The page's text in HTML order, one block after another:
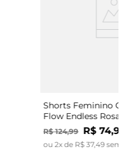
Shorts Feminino
Flow Endless Rosa
R$ 124,99 R$ 74,99
ou 2x de R$ 37,49sem